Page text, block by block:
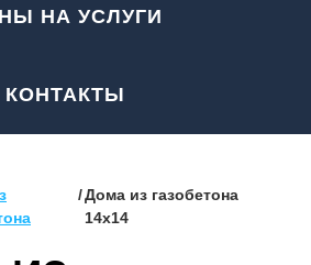
НА УСЛУГИ
КОНТАКТЫ
/Дома из газобетона
14x14